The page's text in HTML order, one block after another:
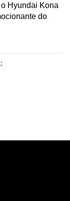
Hyundai Kona
do